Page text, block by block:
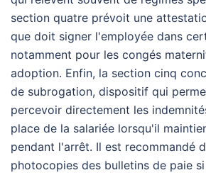
section quatre prévoit une
que doit signer l'employée dans
notamment pour les congés
adoption. Enfin, la section cinq
de subrogation, dispositif qui
percevoir directement les
place de la salariée lorsqu'il
pendant l'arrêt. Il est recommandé
photocopies des bulletins de paie